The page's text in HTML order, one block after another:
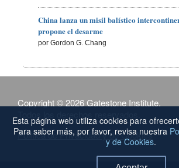
China lanza un misil balístico
propone el desarme
por Gordon G. Chang
Copyright © 2026 Gatestone Institute.
Política de Privacidad y de Cookies
Esta página web utiliza cookies para
Para saber más, por favor, revisa nuestra
y de Cookies.